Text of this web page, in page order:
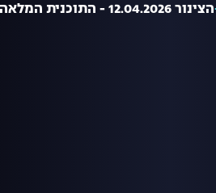
הצינור 12.04.2026 - התוכנית המלאה